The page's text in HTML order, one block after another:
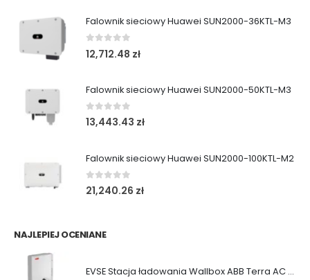
Falownik sieciowy Huawei SUN2000-36KTL-M3
0out of 5
12,712.48 zł
Falownik sieciowy Huawei SUN2000-50KTL-M3
0out of 5
13,443.43 zł
Falownik sieciowy Huawei SUN2000-100KTL-M2
0out of 5
21,240.26 zł
NAJLEPIEJ OCENIANE
EVSE Stacja ładowania Wallbox ABB Terra AC (11/22 kW|Gniazdo|Kabel)